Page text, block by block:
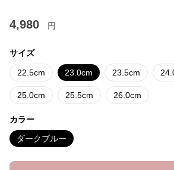
4,980 円
サイズ
22.5cm 23.0cm 23.5cm
25.0cm 25.5cm 26.0cm
カラー
ダークブルー